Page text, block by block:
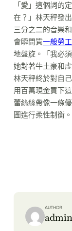
「愛」這個詞的
在？」林天秤發
三分之二的音樂
會瞬間質一般勞
地盤旋。「我必
她對著牛土豪和
林天秤終於對自
用百萬現金買下
蕾絲絲帶像一條
圖進行柔性制衡。
AUTHOR
admin